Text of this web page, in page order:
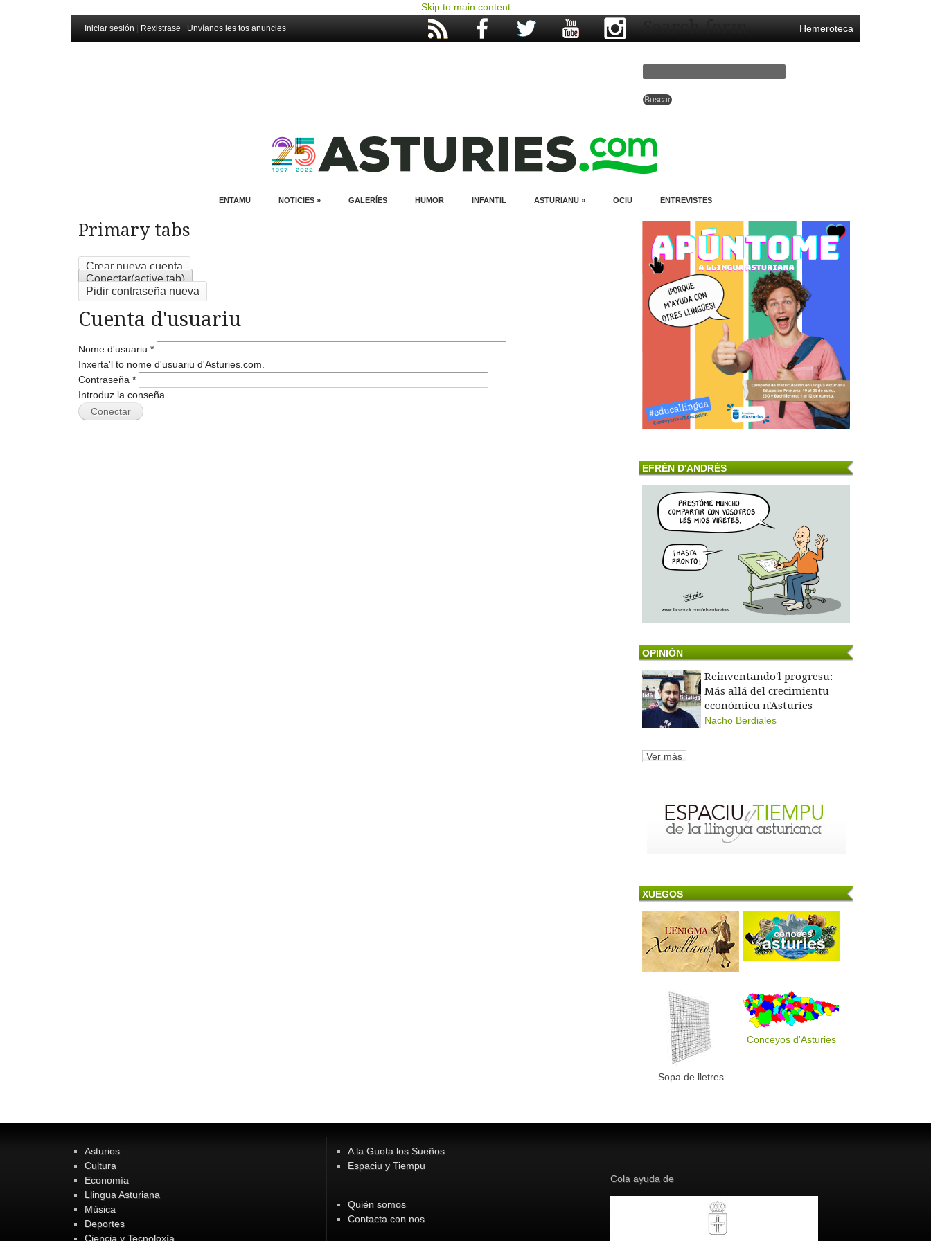
Skip to main content
Iniciar sesión Rexistrase Unvíanos les tos anuncies Hemeroteca
Search form
ENTAMU NOTICIES » GALERÍES HUMOR INFANTIL ASTURIANU » OCIU ENTREVISTES
Primary tabs
Crear nueva cuenta
Conectar(active tab)
Pidir contraseña nueva
Cuenta d'usuariu
Nome d'usuariu *
Inxerta'l to nome d'usuariu d'Asturies.com.
Contraseña *
Introduz la conseña.
EFRÉN D'ANDRÉS
OPINIÓN
Reinventando'l progresu:
Más allá del crecimientu
económicu n'Asturies
Nacho Berdiales
Ver más
XUEGOS
Sopa de lletres
Conceyos d'Asturies
Asturies
Cultura
Economía
Llingua Asturiana
Música
Deportes
Ciencia y Tecnoloxía
A la Gueta los Sueños
Espaciu y Tiempu
Quién somos
Contacta con nos
Cola ayuda de